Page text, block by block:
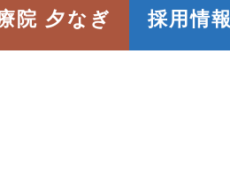
院 夕なぎ 採用情報